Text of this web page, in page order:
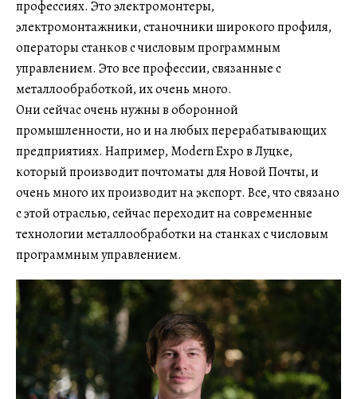
профессиях. Это электромонтеры,
электромонтажники, станочники широкого профиля,
операторы станков с числовым программным
управлением. Это все профессии, связанные с
металлообработкой, их очень много.
Они сейчас очень нужны в оборонной
промышленности, но и на любых перерабатывающих
предприятиях. Например, Modern Expo в Луцке,
который производит почтоматы для Новой Почты, и
очень много их производит на экспорт. Все, что связано
с этой отраслью, сейчас переходит на современные
технологии металлообработки на станках с числовым
программным управлением.